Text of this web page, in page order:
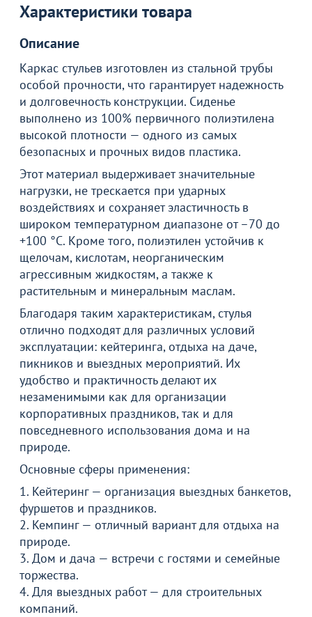
Характеристики товара
Описание
Каркас стульев изготовлен из стальной трубы
особой прочности, что гарантирует надежность
и долговечность конструкции. Сиденье
выполнено из 100% первичного полиэтилена
высокой плотности — одного из самых
безопасных и прочных видов пластика.
Этот материал выдерживает значительные
нагрузки, не трескается при ударных
воздействиях и сохраняет эластичность в
широком температурном диапазоне от –70 до
+100 °С. Кроме того, полиэтилен устойчив к
щелочам, кислотам, неорганическим
агрессивным жидкостям, а также к
растительным и минеральным маслам.
Благодаря таким характеристикам, стулья
отлично подходят для различных условий
эксплуатации: кейтеринга, отдыха на даче,
пикников и выездных мероприятий. Их
удобство и практичность делают их
незаменимыми как для организации
корпоративных праздников, так и для
повседневного использования дома и на
природе.
Основные сферы применения:
1. Кейтеринг — организация выездных банкетов,
фуршетов и праздников.
2. Кемпинг — отличный вариант для отдыха на
природе.
3. Дом и дача — встречи с гостями и семейные
торжества.
4. Для выездных работ — для строительных
компаний.
Товар в корзине
Стул складной Скп-173
2 190 ₽